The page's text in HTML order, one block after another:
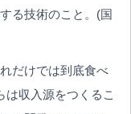
る技術のこと。(国
だけでは到底食べ
収入源をつくるこ